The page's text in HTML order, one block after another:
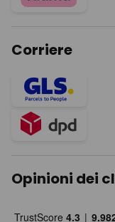
Corriere
Opinioni dei